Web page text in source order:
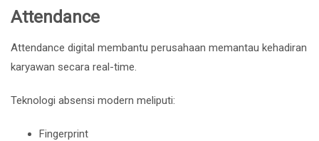
Attendance
Attendance digital membantu perusahaan memantau kehadiran
karyawan secara real-time.
Teknologi absensi modern meliputi:
Fingerprint